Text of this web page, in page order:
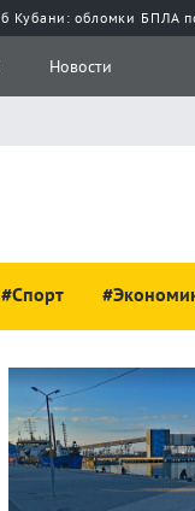
Кубани: обломки БПЛА
Новости
#Спорт